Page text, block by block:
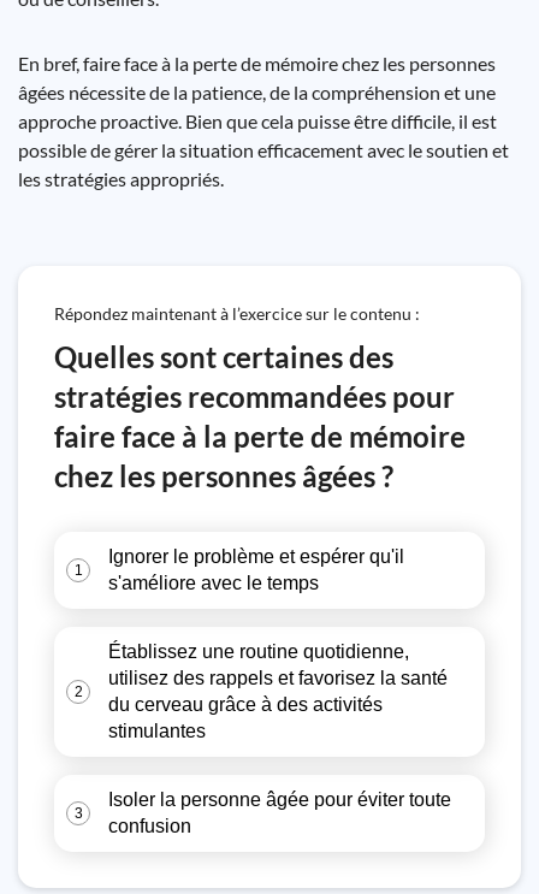
En bref, faire face à la perte de mémoire chez les personnes
âgées nécessite de la patience, de la compréhension et une
approche proactive. Bien que cela puisse être difficile, il est
possible de gérer la situation efficacement avec le soutien et
les stratégies appropriés.
Répondez maintenant à l’exercice sur le contenu :
Quelles sont certaines des
stratégies recommandées pour
faire face à la perte de mémoire
chez les personnes âgées ?
1
Ignorer le problème et espérer qu'il
s'améliore avec le temps
2
Établissez une routine quotidienne,
utilisez des rappels et favorisez la santé
du cerveau grâce à des activités
stimulantes
3
Isoler la personne âgée pour éviter toute
confusion